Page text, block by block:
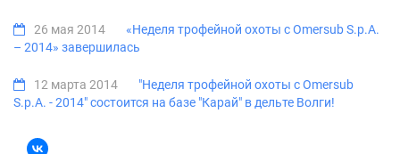
26 мая 2014
«Неделя трофейной охоты с Omersub S.p.A.
– 2014» завершилась
12 марта 2014
"Неделя трофейной охоты с Omersub
S.p.A. - 2014" состоится на базе "Карай" в дельте Волги!